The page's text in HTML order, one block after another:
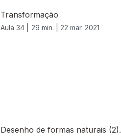
Transformação
Aula 34 | 29 min. | 22 mar. 2021
Desenho de formas naturais (2).